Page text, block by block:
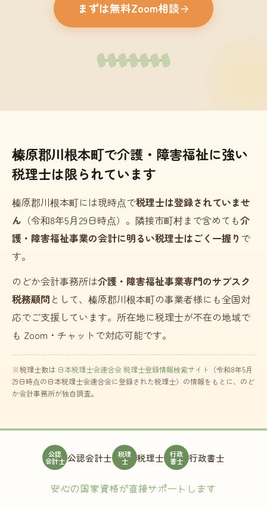
まずは無料Zoom相談
榛原郡川根本町で介護・障害福祉に強い
税理士は限られています
榛原郡川根本町には現時点で税理士は登録されていませ
ん （令和8年5月29日時点）。隣接市町村まで含めても介
護・障害福祉事業の会計に明るい税理士はごく一握り で
す。
のどか会計事務所は介護・障害福祉事業専門のサブスク
税務顧問 として、榛原郡川根本町の事業者様にも全国対
応でご支援しています。所在地に税理士が不在の地域で
も Zoom・チャットで対応可能です。
※税理士数は 日本税理士会連合会 税理士登録情報検索サイト （令和8年5月
29日時点の日本税理士会連合会に登録された税理士）の情報をもとに、のど
か会計事務所が独自調査。
公認
会計士 公認会計士 税理
士 税理士 行政
書士 行政書士
安心の国家資格が直接サポートします